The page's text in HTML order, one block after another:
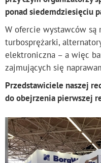
ponad siedemdziesięciu
W ofercie wystawców są
turbosprężarki,
elektroniczna – a więc
zajmujących się
Przedstawiciele naszej
do obejrzenia pierwszej